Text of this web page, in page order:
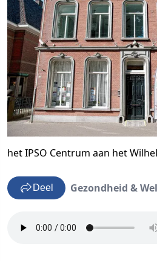
het IPSO Centrum aan het
Deel Gezondheid &